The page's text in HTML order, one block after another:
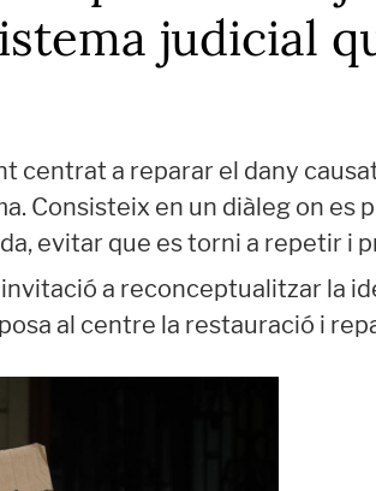
judicial
centrat a reparar el dany
Consisteix en un diàleg on es
evitar que es torni a repetir i
a reconceptualitzar la
al centre la restauració i